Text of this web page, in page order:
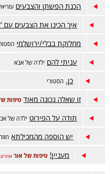
הכנת הפשתן והצבעים
איך הכינו את הצבעים
מחלוקת בבלי/ירושלמי
עניתי להם ילדה של אבא
כן. הסטורי
זו שאלה נכונה מאוד טיפות
תודה על הפירוט ילדה של
יש הוספה מהמכילתא
מעניין! טיפות של אור